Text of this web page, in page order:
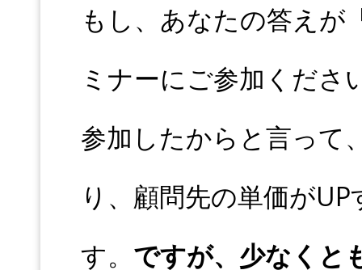
もし、あなたの答えが
ミナーにご参加くださ
参加したからと言って
り、顧問先の単価が
す。 ですが、少なくと